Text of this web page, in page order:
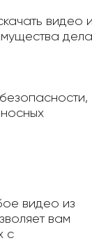
видео из
вам
с